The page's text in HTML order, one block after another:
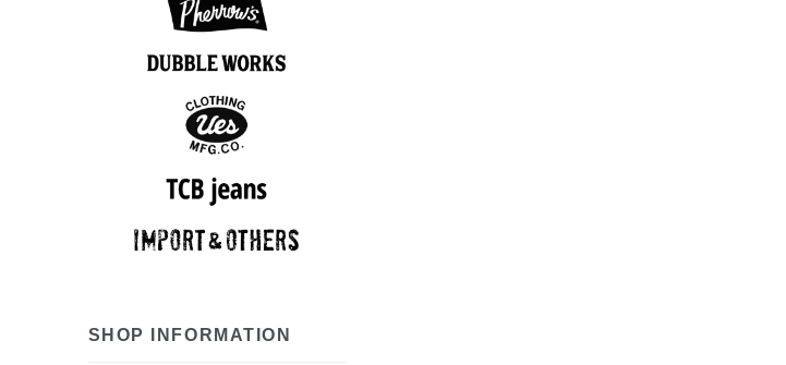
ベスト
パンツ
Tシャツ
ロンT
アロハシャツ
半袖シャツ
ポロシャツ
長袖シャツ
ニット
スウェット
アウター
アウター
スウェット
Tシャツ
ロンT
パンツ
半袖シャツ
長袖シャツ
ベスト
帽子
グッズ
アウター
ベスト
長袖シャツ
パンツ
帽子
グッズ
SHOP INFORMATION